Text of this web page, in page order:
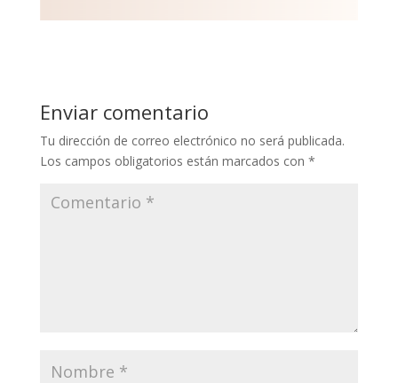
Enviar comentario
Tu dirección de correo electrónico no será publicada.
Los campos obligatorios están marcados con *